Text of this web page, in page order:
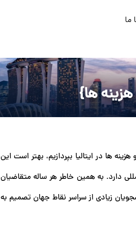
ما
ها}
ها در ایتالیا بپردازیم، بهتر است این
دارد. به همین خاطر هر ساله متقاضیان
زیادی از سراسر نقاط جهان تصمیم به